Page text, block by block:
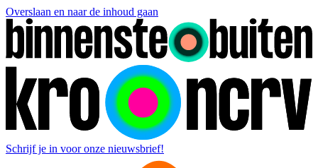
Overslaan en naar de inhoud gaan
Schrijf je in voor onze nieuwsbrief!